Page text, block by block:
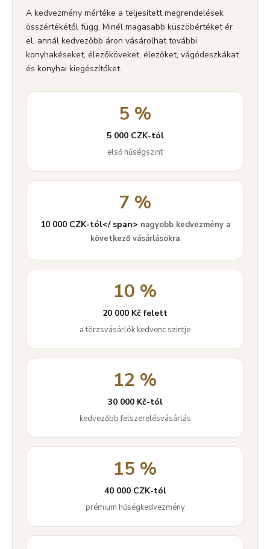
A kedvezmény mértéke a teljesített megrendelések
összértékétől függ. Minél magasabb küszöbértéket ér
el, annál kedvezőbb áron vásárolhat további
konyhakéseket, élezőköveket, élezőket, vágódeszkákat
és konyhai kiegészítőket.
5 %
5 000 CZK-tól
első hűségszint
7 %
10 000 CZK-tól</ span> nagyobb kedvezmény a
következő vásárlásokra
10 %
20 000 Kč felett
a törzsvásárlók kedvenc szintje
12 %
30 000 Kč-tól
kedvezőbb felszerelésvásárlás
15 %
40 000 CZK-tól
prémium hűségkedvezmény